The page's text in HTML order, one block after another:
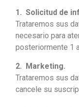
1. Solicitud de
Trataremos sus
necesario para
posteriormente 1
2. Marketing.
Trataremos sus
cancele su